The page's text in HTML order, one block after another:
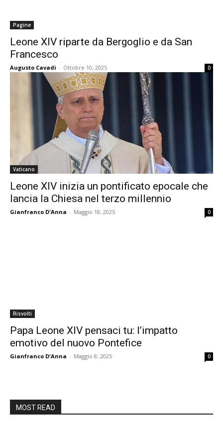
Pagine
Leone XIV riparte da Bergoglio e da San
Francesco
Augusto Cavadi - Ottobre 10, 2025 0
Vaticano
Leone XIV inizia un pontificato epocale che
lancia la Chiesa nel terzo millennio
Gianfranco D'Anna - Maggio 18, 2025 0
Risvolti
Papa Leone XIV pensaci tu: l’impatto
emotivo del nuovo Pontefice
Gianfranco D'Anna - Maggio 8, 2025 0
MOST READ